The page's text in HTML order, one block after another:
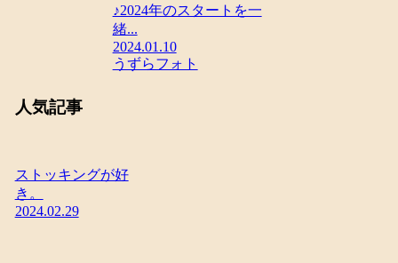
♪2024年のスタートを一
緒...
2024.01.10
うずらフォト
人気記事
ストッキングが好
き。
2024.02.29